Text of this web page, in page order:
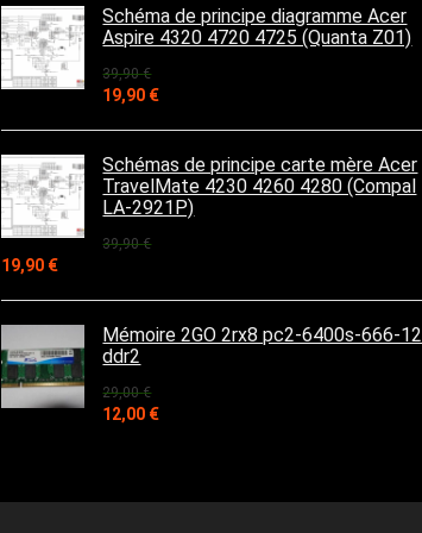
était :
169,90 €.
est :
90,00 €.
Schéma de principe diagramme Acer
Aspire 4320 4720 4725 (Quanta Z01)
39,90€
Le
initial
était :
39,90 €.
19,90 €Le
actuel
est :
19,90 €.
Schémas de principe carte mère Acer
TravelMate 4230 4260 4280 (Compal
LA-2921P)
39,90€
Le
initial
était :
39,90 €.
19,90 €Le
actuel
est :
19,90 €.
Mémoire 2GO 2rx8 pc2-6400s-666-12
ddr2
29,00€
Le
29,00 €.
12,00 €Le
12,00 €.